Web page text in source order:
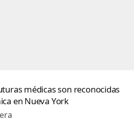
médicas son reconocidas
en Nueva York